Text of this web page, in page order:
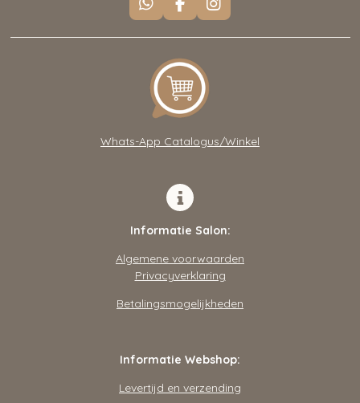
W
h
a
A
p
p
F
a
c
e
b
o
o
k
I
n
s
Whats-App Catalogus/Winkel
Informatie Salon:
Algemene voorwaarden
Privacyverklaring
Betalingsmogelijkheden
Informatie Webshop:
Levertijd en verzending